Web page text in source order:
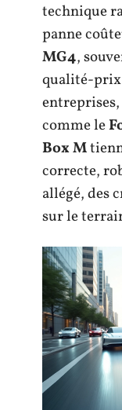
technique
panne
MG4,
qualité-prix
comme le
Box M
correcte,
allégé, des
sur le